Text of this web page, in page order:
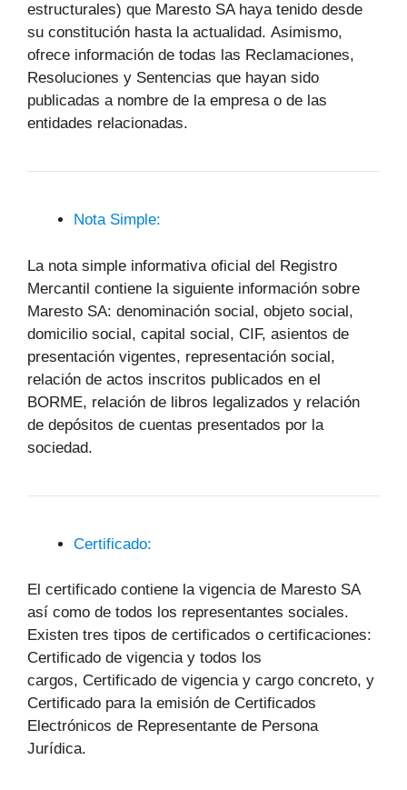
estructurales) que Maresto SA haya tenido desde
su constitución hasta la actualidad. Asimismo,
ofrece información de todas las Reclamaciones,
Resoluciones y Sentencias que hayan sido
publicadas a nombre de la empresa o de las
entidades relacionadas.
Nota Simple:
La nota simple informativa oficial del Registro
Mercantil contiene la siguiente información sobre
Maresto SA: denominación social, objeto social,
domicilio social, capital social, CIF, asientos de
presentación vigentes, representación social,
relación de actos inscritos publicados en el
BORME, relación de libros legalizados y relación
de depósitos de cuentas presentados por la
sociedad.
Certificado:
El certificado contiene la vigencia de Maresto SA
así como de todos los representantes sociales.
Existen tres tipos de certificados o certificaciones:
Certificado de vigencia y todos los
cargos, Certificado de vigencia y cargo concreto, y
Certificado para la emisión de Certificados
Electrónicos de Representante de Persona
Jurídica.